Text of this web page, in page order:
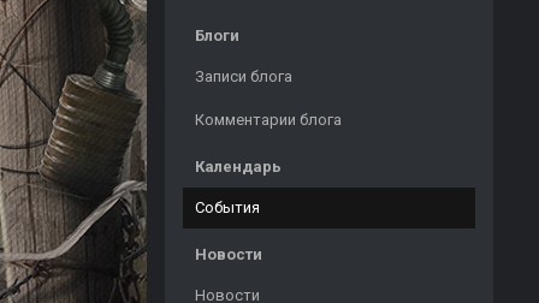
Блоги
Записи блога
Комментарии блога
Календарь
События
Новости
Новости